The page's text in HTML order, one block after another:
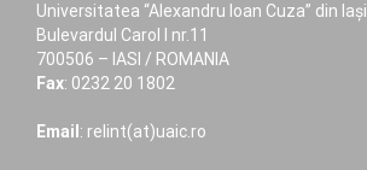
Universitatea “Alexandru Ioan Cuza” din Iaşi
Bulevardul Carol I nr.11
700506 – IASI / ROMANIA
Fax: 0232 20 1802
Email : relint(at)uaic.ro